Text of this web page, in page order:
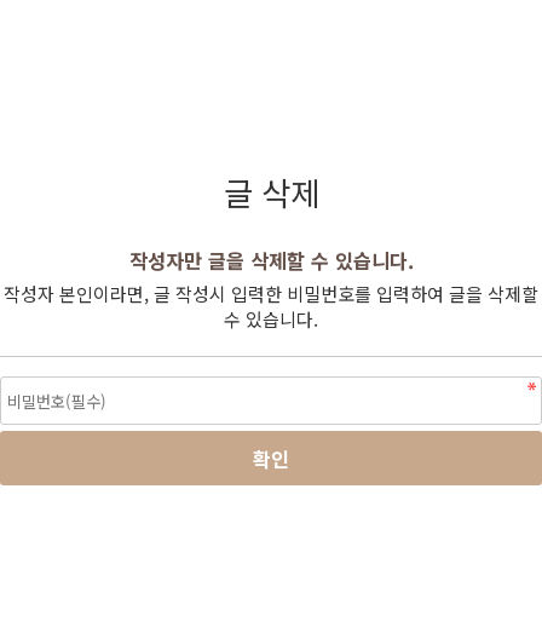
글 삭제
작성자만 글을 삭제할 수 있습니다.
작성자 본인이라면, 글 작성시 입력한 비밀번호를 입력하여 글을 삭제할
수 있습니다.